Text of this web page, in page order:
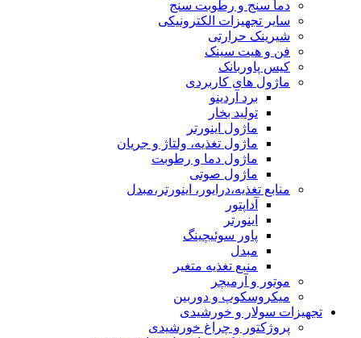
دما سنج و رطوبت سنج
سایر تجهیزات الکترونیکی
شیرینک حرارتی
فن و هیت سینک
کیس پاوربانک
ماژول های کاربردی
برد آردینو
تولید بخار
ماژول اینورتر
ماژول تغذیه، ولتاژ و جریان
ماژول دما و رطوبت
ماژول صوتی
منابع تغذیه،درایور، اینورتر،مبدل
آداپتور
اینورتر
پاور سوئیچینگ
مبدل
منبع تغذیه متغیر
موتور و آرمیچر
میکروسکوپ و دوربین
تجهیزات سولار و خورشیدی
پروژکتور و چراغ خورشیدی